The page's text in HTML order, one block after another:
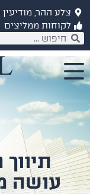
ההר, מודיעין
ממליצים
תיווך
עושה